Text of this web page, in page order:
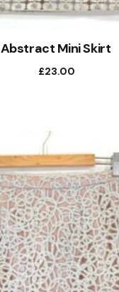
Abstract Mini Skirt
£23.00